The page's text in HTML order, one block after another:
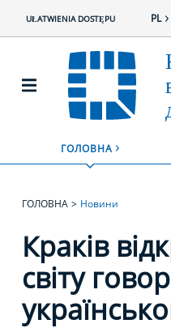
UŁATWIENIA DOSTĘPU PL
ГОЛОВНАROZWIŃ MENU
ГОЛОВНА Новини
Краків
світу